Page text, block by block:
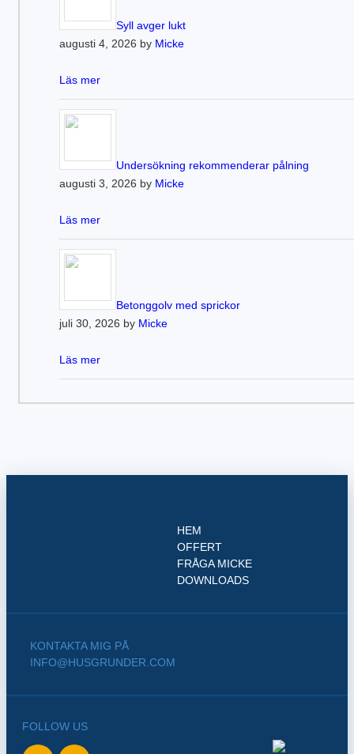
Syll avger lukt
augusti 4, 2026 by Micke
Läs mer
Undersökning rekommenderar pålning
augusti 3, 2026 by Micke
Läs mer
Betonggolv med sprickor
juli 30, 2026 by Micke
Läs mer
HEM
OFFERT
FRÅGA MICKE
DOWNLOADS
KONTAKTA MIG PÅ
INFO@HUSGRUNDER.COM
FOLLOW US